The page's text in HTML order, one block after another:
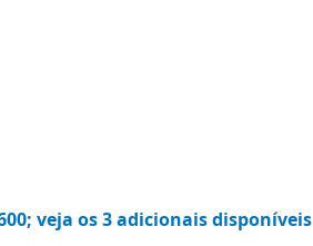
veja os 3 adicionais disponíveis